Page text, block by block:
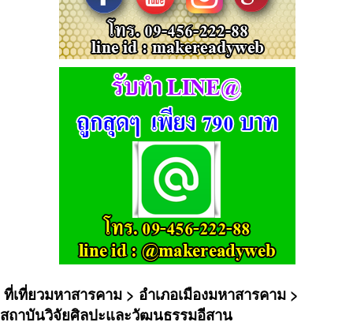
ที่เที่ยวมหาสารคาม > อำเภอเมืองมหาสารคาม >
สถาบันวิจัยศิลปะและวัฒนธรรมอีสาน